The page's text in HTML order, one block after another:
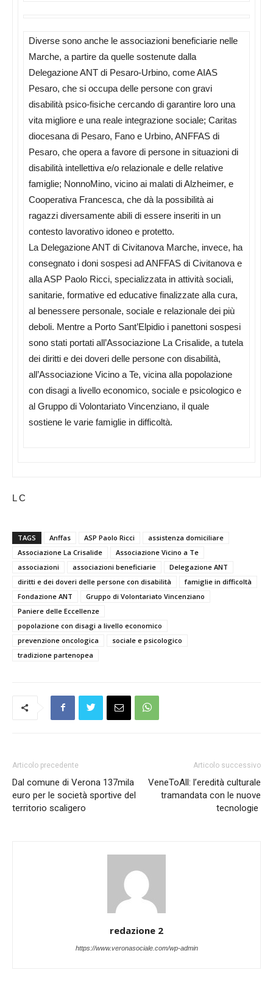
Diverse sono anche le associazioni beneficiarie nelle
Marche, a partire da quelle sostenute dalla
Delegazione ANT di Pesaro-Urbino, come AIAS
Pesaro, che si occupa delle persone con gravi
disabilità psico-fisiche cercando di garantire loro una
vita migliore e una reale integrazione sociale; Caritas
diocesana di Pesaro, Fano e Urbino, ANFFAS di
Pesaro, che opera a favore di persone in situazioni di
disabilità intellettiva e/o relazionale e delle relative
famiglie; NonnoMino, vicino ai malati di Alzheimer, e
Cooperativa Francesca, che dà la possibilità ai
ragazzi diversamente abili di essere inseriti in un
contesto lavorativo idoneo e protetto.
La Delegazione ANT di Civitanova Marche, invece, ha
consegnato i doni sospesi ad ANFFAS di Civitanova e
alla ASP Paolo Ricci, specializzata in attività sociali,
sanitarie, formative ed educative finalizzate alla cura,
al benessere personale, sociale e relazionale dei più
deboli. Mentre a Porto Sant’Elpidio i panettoni sospesi
sono stati portati all’Associazione La Crisalide, a tutela
dei diritti e dei doveri delle persone con disabilità,
all’Associazione Vicino a Te, vicina alla popolazione
con disagi a livello economico, sociale e psicologico e
al Gruppo di Volontariato Vincenziano, il quale
sostiene le varie famiglie in difficoltà.
L C
TAGS Anffas ASP Paolo Ricci
assistenza domiciliare
Associazione La Crisalide
Associazione Vicino a Te
associazioni
associazioni beneficiarie
Delegazione ANT
diritti e dei doveri delle persone con disabilità
famiglie in difficoltà
Fondazione ANT
Gruppo di Volontariato Vincenziano
Paniere delle Eccellenze
popolazione con disagi a livello economico
prevenzione oncologica
sociale e psicologico
tradizione partenopea
Articolo precedente
Dal comune di Verona 137mila
euro per le società sportive del
territorio scaligero
Articolo successivo
VeneToAll: l’eredità culturale
tramandata con le nuove
tecnologie
redazione 2
https://www.veronasociale.com/wp-admin